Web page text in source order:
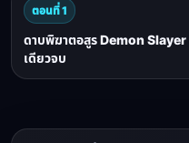
ตอนที่ 1
ดาบพิฆาตอสูร Demon Slayer
เดียวจบ